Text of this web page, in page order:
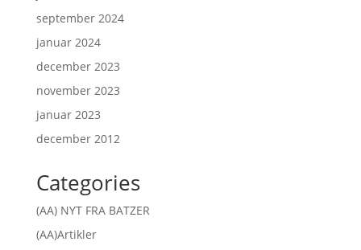
september 2024
januar 2024
december 2023
november 2023
januar 2023
december 2012
Categories
(AA) NYT FRA BATZER
(AA)Artikler